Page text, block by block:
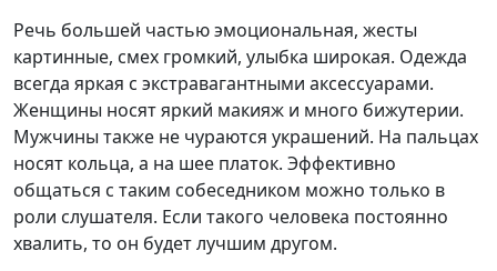
Речь большей частью эмоциональная, жесты
картинные, смех громкий, улыбка широкая. Одежда
всегда яркая с экстравагантными аксессуарами.
Женщины носят яркий макияж и много бижутерии.
Мужчины также не чураются украшений. На пальцах
носят кольца, а на шее платок. Эффективно
общаться с таким собеседником можно только в
роли слушателя. Если такого человека постоянно
хвалить, то он будет лучшим другом.